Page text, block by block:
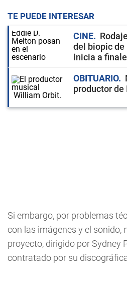
TE PUEDE INTERESAR
CINE
del biopic
inicia a
OBITUARIO
productor de
Si embargo, por problemas
con las imágenes y el sonido,
proyecto, dirigido por Sydney
contratado por su